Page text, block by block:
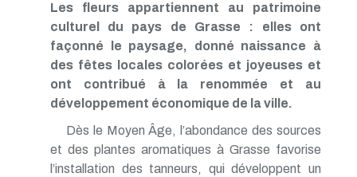
Les fleurs appartiennent au patrimoine
culturel du pays de Grasse : elles ont
façonné le paysage, donné naissance à
des fêtes locales colorées et joyeuses et
ont contribué à la renommée et au
développement économique de la ville.
Dès le Moyen Âge, l’abondance des sources
et des plantes aromatiques à Grasse favorise
l’installation des tanneurs, qui développent un